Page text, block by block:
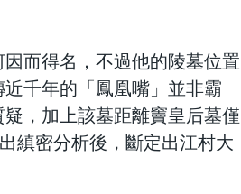
而得名，不過他的陵墓位置
千年的「鳳凰嘴」並非霸
，加上該墓距離竇皇后墓僅
縝密分析後，斷定出江村大